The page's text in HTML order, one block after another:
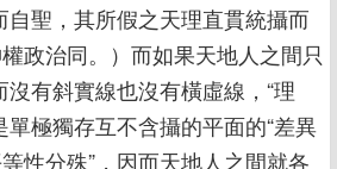
聖，其所假之天理直貫統攝而
政治同。）而如果天地人之間只
有斜實線也沒有橫虛線，“理
單極獨存互不含攝的平面的“差異
性分殊”，因而天地人之間就各